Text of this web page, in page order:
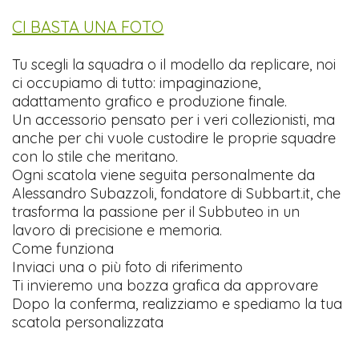
CI BASTA UNA FOTO
Tu scegli la squadra o il modello da replicare, noi
ci occupiamo di tutto: impaginazione,
adattamento grafico e produzione finale.
Un accessorio pensato per i veri collezionisti, ma
anche per chi vuole custodire le proprie squadre
con lo stile che meritano.
Ogni scatola viene seguita personalmente da
Alessandro Subazzoli, fondatore di Subbart.it, che
trasforma la passione per il Subbuteo in un
lavoro di precisione e memoria.
Come funziona
Inviaci una o più foto di riferimento
Ti invieremo una bozza grafica da approvare
Dopo la conferma, realizziamo e spediamo la tua
scatola personalizzata